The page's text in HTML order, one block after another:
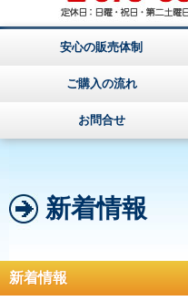
安心の販売体制
ご購入の流れ
お問合せ
新着情報
新着情報